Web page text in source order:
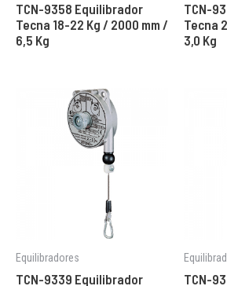
TCN-9358 Equilibrador
Tecna 18-22 Kg / 2000 mm /
6,5 Kg
TCN-
Tecna
3,0 Kg
Equilibradores
TCN-9339 Equilibrador TCN-